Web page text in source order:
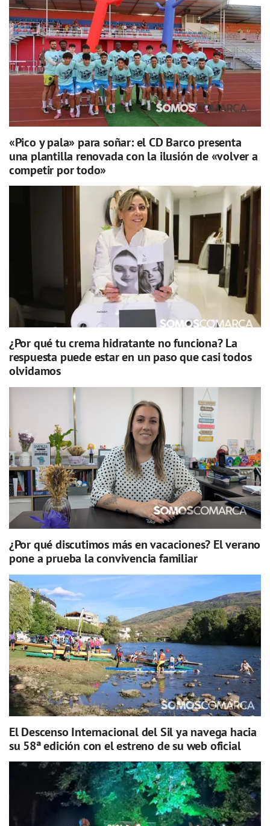
«Pico y pala» para soñar: el CD Barco presenta
una plantilla renovada con la ilusión de «volver a
competir por todo»
¿Por qué tu crema hidratante no funciona? La
respuesta puede estar en un paso que casi todos
olvidamos
¿Por qué discutimos más en vacaciones? El verano
pone a prueba la convivencia familiar
El Descenso Internacional del Sil ya navega hacia
su 58ª edición con el estreno de su web oficial